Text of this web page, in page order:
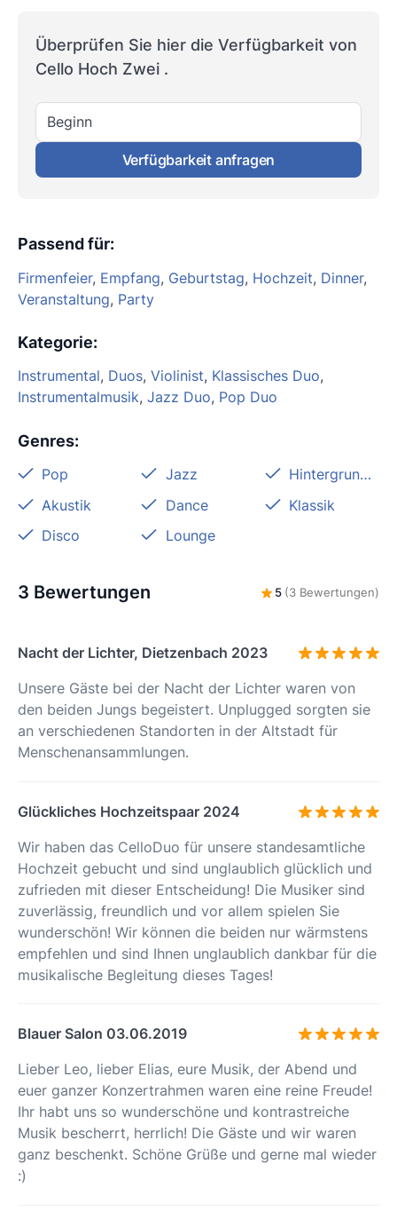
Überprüfen Sie hier die Verfügbarkeit von
Cello Hoch Zwei .
Beginn
Verfügbarkeit anfragen
Passend für:
Firmenfeier, Empfang, Geburtstag, Hochzeit, Dinner,
Veranstaltung, Party
Kategorie:
Instrumental, Duos, Violinist, Klassisches Duo,
Instrumentalmusik, Jazz Duo, Pop Duo
Genres:
Pop Jazz
Hintergrundmusik
Akustik
Dance
Klassik
Disco
Lounge
3 Bewertungen 5 (3 Bewertungen)
Nacht der Lichter, Dietzenbach 2023
Unsere Gäste bei der Nacht der Lichter waren von
den beiden Jungs begeistert. Unplugged sorgten sie
an verschiedenen Standorten in der Altstadt für
Menschenansammlungen.
Glückliches Hochzeitspaar 2024
Wir haben das CelloDuo für unsere standesamtliche
Hochzeit gebucht und sind unglaublich glücklich und
zufrieden mit dieser Entscheidung! Die Musiker sind
zuverlässig, freundlich und vor allem spielen Sie
wunderschön! Wir können die beiden nur wärmstens
empfehlen und sind Ihnen unglaublich dankbar für die
musikalische Begleitung dieses Tages!
Blauer Salon 03.06.2019
Lieber Leo, lieber Elias, eure Musik, der Abend und
euer ganzer Konzertrahmen waren eine reine Freude!
Ihr habt uns so wunderschöne und kontrastreiche
Musik bescherrt, herrlich! Die Gäste und wir waren
ganz beschenkt. Schöne Grüße und gerne mal wieder
:)